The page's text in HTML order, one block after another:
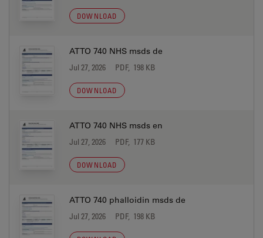
DOWNLOAD
ATTO 740 NHS msds de
Jul 27, 2026 PDF, 198 KB
DOWNLOAD
ATTO 740 NHS msds en
Jul 27, 2026 PDF, 177 KB
DOWNLOAD
ATTO 740 phalloidin msds de
Jul 27, 2026 PDF, 198 KB